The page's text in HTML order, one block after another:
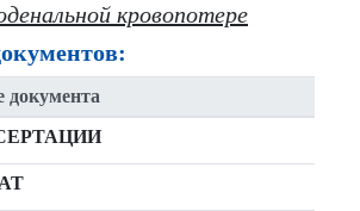
кровопотере
документа